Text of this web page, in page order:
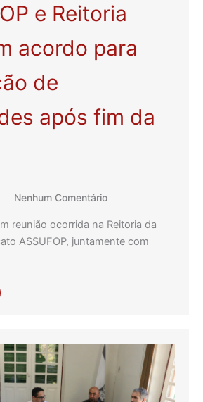
e Reitoria
acordo para
de
após fim da
Nenhum Comentário
reunião ocorrida na Reitoria da
ASSUFOP, juntamente com